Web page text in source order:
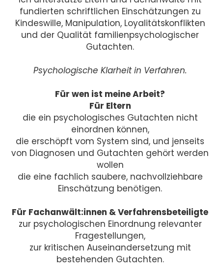
fundierten schriftlichen Einschätzungen zu
Kindeswille, Manipulation, Loyalitätskonflikten
und der Qualität familienpsychologischer
Gutachten.
Psychologische Klarheit in Verfahren.
Für wen ist meine Arbeit?
Für Eltern
die ein psychologisches Gutachten nicht
einordnen können,
die erschöpft vom System sind, und jenseits
von Diagnosen und Gutachten gehört werden
wollen
die eine fachlich saubere, nachvollziehbare
Einschätzung benötigen.
Für Fachanwält:innen & Verfahrensbeteiligte
zur psychologischen Einordnung relevanter
Fragestellungen,
zur kritischen Auseinandersetzung mit
bestehenden Gutachten.